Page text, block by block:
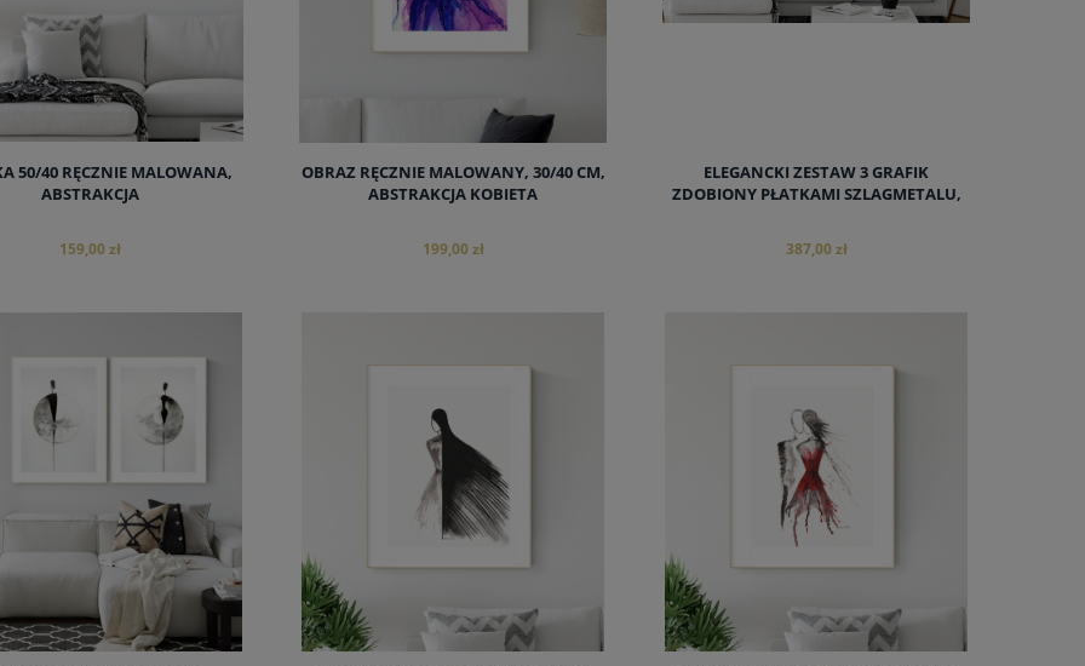
50/40 RĘCZNIE MALOWANA,
ABSTRAKCJA
159,00 zł
OBRAZ RĘCZNIE MALOWANY, 30/40 CM,
ABSTRAKCJA KOBIETA
199,00 zł
ELEGANCKI ZESTAW 3 GRAFIK
ZDOBIONY PŁATKAMI SZLAGMETALU,
387,00 zł